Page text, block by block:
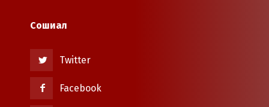
Сошиал
Twitter
Facebook